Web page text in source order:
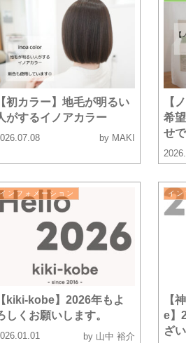
【初カラー】地毛が明るい
がするイノアカラー
by MAKI
【
希
せで
インフォメーション
【kiki-kobe】2026年もよ
しくお願いします。
by 山中 裕介
イン
【
e】
ざ